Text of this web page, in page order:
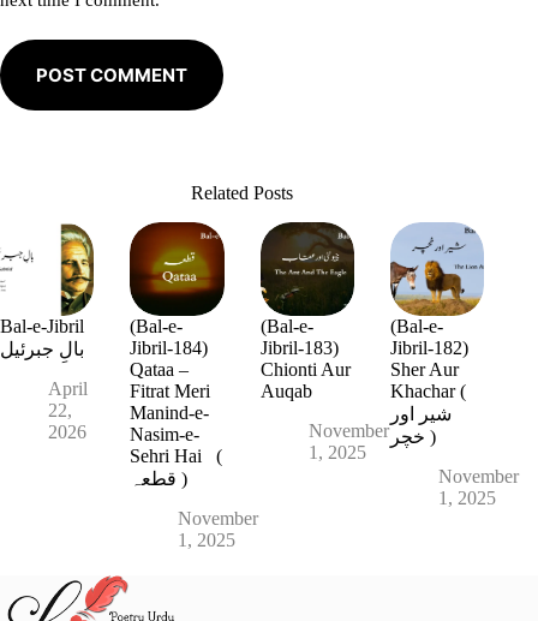
POST COMMENT
Related Posts
Bal-e-Jibril
بالِ جبرئیل
April
22,
2026
(Bal-e-
Jibril-184)
Qataa –
Fitrat Meri
Manind-e-
Nasim-e-
Sehri Hai (
قطعہ )
November
1, 2025
(Bal-e-
Jibril-183)
Chionti Aur
Auqab
November
1, 2025
(Bal-e-
Jibril-182)
Sher Aur
Khachar (
شیر اور
خچر )
November
1, 2025